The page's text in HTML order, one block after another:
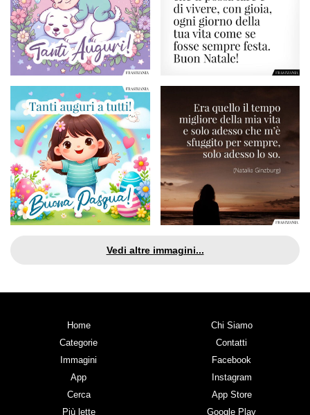
Vedi altre immagini...
Home
Categorie
Immagini
App
Cerca
Più lette
Chi Siamo
Contatti
Facebook
Instagram
App Store
Google Play